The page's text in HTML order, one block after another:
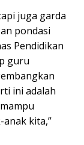
juga garda
pondasi
Pendidikan
guru
ini adalah
kita,”